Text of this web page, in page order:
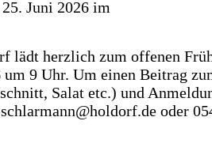
lädt herzlich zum offenen
um 9 Uhr. Um einen Beitrag
Salat etc.) und
oder